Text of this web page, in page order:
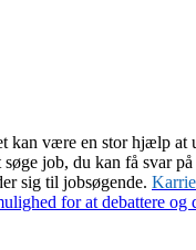
kan være en stor hjælp
job, du kan få svar
sig til jobsøgende.
for at debattere og